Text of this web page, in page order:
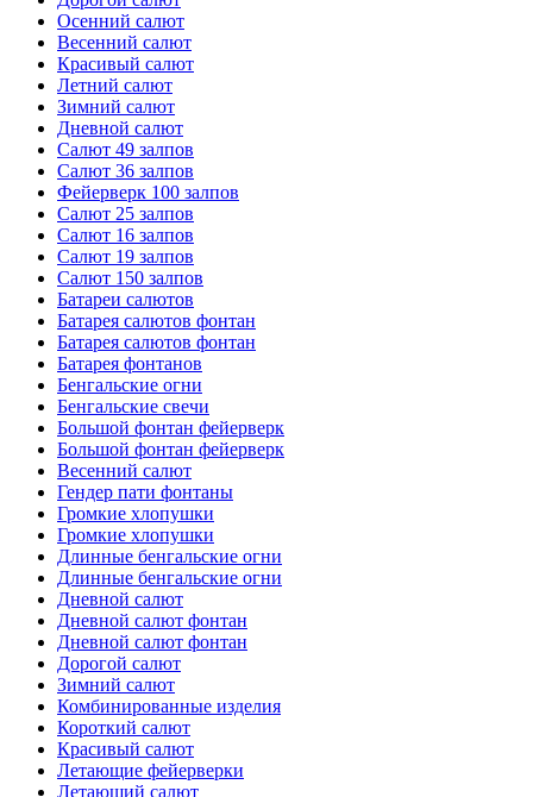
Осенний салют
Весенний салют
Красивый салют
Летний салют
Зимний салют
Дневной салют
Салют 49 залпов
Салют 36 залпов
Фейерверк 100 залпов
Салют 25 залпов
Салют 16 залпов
Салют 19 залпов
Салют 150 залпов
Батареи салютов
Батарея салютов фонтан
Батарея салютов фонтан
Батарея фонтанов
Бенгальские огни
Бенгальские свечи
Большой фонтан фейерверк
Большой фонтан фейерверк
Весенний салют
Гендер пати фонтаны
Громкие хлопушки
Громкие хлопушки
Длинные бенгальские огни
Длинные бенгальские огни
Дневной салют
Дневной салют фонтан
Дневной салют фонтан
Дорогой салют
Зимний салют
Комбинированные изделия
Короткий салют
Красивый салют
Летающие фейерверки
Летающий салют